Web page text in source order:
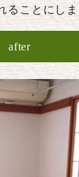
ることにしま
after